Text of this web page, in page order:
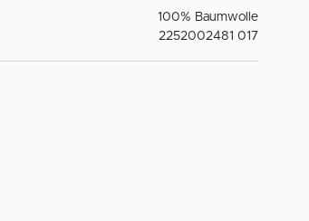
100% Baumwolle
2252002481 017